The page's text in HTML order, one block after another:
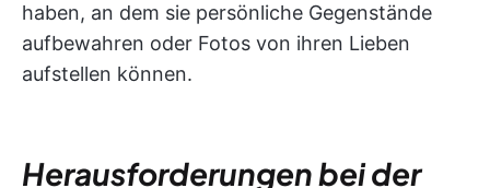
haben, an dem sie persönliche Gegenstände
aufbewahren oder Fotos von ihren Lieben
aufstellen können.
Herausforderungen bei der